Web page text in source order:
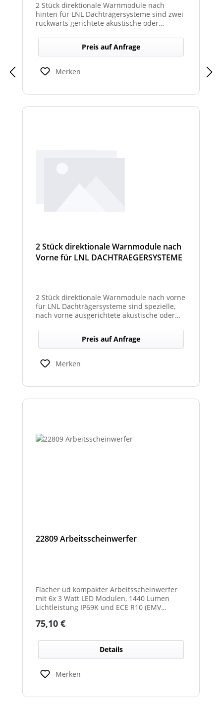
2 Stück direktionale Warnmodule nach
hinten für LNL Dachträgersysteme sind zwei
rückwärts gerichtete akustische oder
Dachträger, die in Richtung Heck gezielte
Warnsignale abgeben. Sie verbessern die
Sicht- und Hörbarkeit von Warnhinweisen
für den rückwärtigen Bereich und erhöhen
so die Sicherheit bei Rangier- oder
Preis auf Anfrage
Merken
2 Stück direktionale Warnmodule nach
Vorne für LNL DACHTRAEGERSYSTEME
2 Stück direktionale Warnmodule nach vorne
für LNL Dachträgersysteme sind spezielle,
nach vorne ausgerichtete akustische oder
montiert werden, um in Fahrtrichtung
gezielte Warnsignale auszugeben. Sie
erhöhen die Sicht- und Hörbarkeit kritischer
Hinweise für Fahrer und Umfeld und sind
kompatibel mit den LNL-Trägersystemen zur
Einsatzfahrten.
Preis auf Anfrage
Merken
22809 Arbeitsscheinwerfer
Flacher ud kompakter Arbeitsscheinwerfer
mit 6x 3 Watt LED Modulen, 1440 Lumen
Lichtleistung IP69K und ECE R10 (EMV
Scheinwerfer auch über eine ECE R23
Rückfahrscheinwerfer im Geltungsbereich
der StVO zugelassen.
Regulärer Preis:
75,10 €
Details
Merken